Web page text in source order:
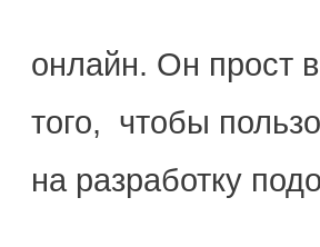
онлайн. Он прост
того, чтобы
на разработку